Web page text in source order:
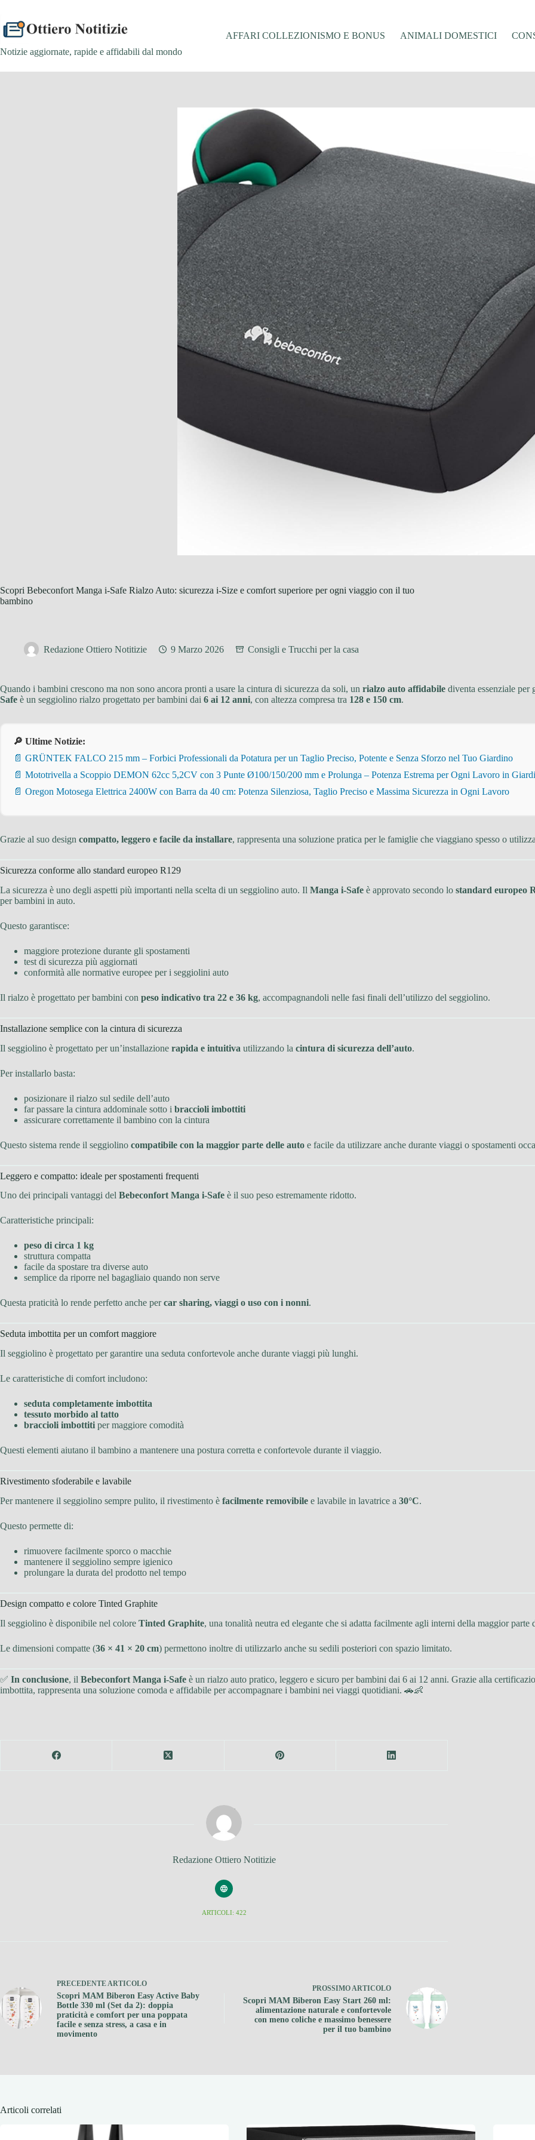
contenuto
Notizie aggiornate, rapide e affidabili dal mondo
AFFARI COLLEZIONISMO E BONUS ANIMALI DOMESTICI
Scopri Bebeconfort Manga i-Safe Rialzo Auto: sicurezza i-Size e comfort superiore per ogni viaggio con il tuo
bambino
Redazione Ottiero Notitizie 9 Marzo 2026 Consigli e Trucchi per la casa
Quando i bambini crescono ma non sono ancora pronti a usare la cintura di sicurezza da soli, un rialzo auto affidabile diventa essenziale
Safe è un seggiolino rialzo progettato per bambini dai 6 ai 12 anni, con altezza compresa tra 128 e 150 cm.
🔎 Ultime Notizie:
📄 GRÜNTEK FALCO 215 mm – Forbici Professionali da Potatura per un Taglio Preciso, Potente e Senza Sforzo nel Tuo Giardino
📄 Mototrivella a Scoppio DEMON 62cc 5,2CV con 3 Punte Ø100/150/200 mm e Prolunga – Potenza Estrema per Ogni Lavoro in
📄 Oregon Motosega Elettrica 2400W con Barra da 40 cm: Potenza Silenziosa, Taglio Preciso e Massima Sicurezza in Ogni Lavoro
Grazie al suo design compatto, leggero e facile da installare, rappresenta una soluzione pratica per le famiglie che viaggiano spesso o
Sicurezza conforme allo standard europeo R129
La sicurezza è uno degli aspetti più importanti nella scelta di un seggiolino auto. Il Manga i-Safe è approvato secondo lo standard europeo
per bambini in auto.
Questo garantisce:
maggiore protezione durante gli spostamenti
test di sicurezza più aggiornati
conformità alle normative europee per i seggiolini auto
Il rialzo è progettato per bambini con peso indicativo tra 22 e 36 kg, accompagnandoli nelle fasi finali dell’utilizzo del seggiolino.
Installazione semplice con la cintura di sicurezza
Il seggiolino è progettato per un’installazione rapida e intuitiva utilizzando la cintura di sicurezza dell’auto.
Per installarlo basta:
posizionare il rialzo sul sedile dell’auto
far passare la cintura addominale sotto i braccioli imbottiti
assicurare correttamente il bambino con la cintura
Questo sistema rende il seggiolino compatibile con la maggior parte delle auto e facile da utilizzare anche durante viaggi o spostamenti
Leggero e compatto: ideale per spostamenti frequenti
Uno dei principali vantaggi del Bebeconfort Manga i-Safe è il suo peso estremamente ridotto.
Caratteristiche principali:
peso di circa 1 kg
struttura compatta
facile da spostare tra diverse auto
semplice da riporre nel bagagliaio quando non serve
Questa praticità lo rende perfetto anche percar sharing, viaggi o uso con i nonni.
Seduta imbottita per un comfort maggiore
Il seggiolino è progettato per garantire una seduta confortevole anche durante viaggi più lunghi.
Le caratteristiche di comfort includono:
seduta completamente imbottita
tessuto morbido al tatto
braccioli imbottiti per maggiore comodità
Questi elementi aiutano il bambino a mantenere una postura corretta e confortevole durante il viaggio.
Rivestimento sfoderabile e lavabile
Per mantenere il seggiolino sempre pulito, il rivestimento è facilmente removibile e lavabile in lavatrice a 30°C.
Questo permette di:
rimuovere facilmente sporco o macchie
mantenere il seggiolino sempre igienico
prolungare la durata del prodotto nel tempo
Design compatto e colore Tinted Graphite
Il seggiolino è disponibile nel colore Tinted Graphite, una tonalità neutra ed elegante che si adatta facilmente agli interni della maggior parte
Le dimensioni compatte (36 × 41 × 20 cm) permettono inoltre di utilizzarlo anche su sedili posteriori con spazio limitato.
✅ In conclusione, il Bebeconfort Manga i-Safe è un rialzo auto pratico, leggero e sicuro per bambini dai 6 ai 12 anni. Grazie alla
imbottita, rappresenta una soluzione comoda e affidabile per accompagnare i bambini nei viaggi quotidiani. 🚗👶
Redazione Ottiero Notitizie
ARTICOLI: 422
PRECEDENTE ARTICOLO
Scopri MAM Biberon Easy Active Baby
Bottle 330 ml (Set da 2): doppia
praticità e comfort per una poppata
facile e senza stress, a casa e in
movimento
PROSSIMO ARTICOLO
Scopri MAM Biberon Easy Start 260 ml:
alimentazione naturale e confortevole
con meno coliche e massimo benessere
per il tuo bambino
Articoli correlati